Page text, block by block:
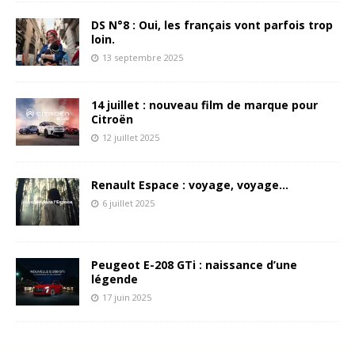
DS N°8 : Oui, les français vont parfois trop
loin.
13 septembre 2025
14 juillet : nouveau film de marque pour
Citroën
12 juillet 2025
Renault Espace : voyage, voyage…
6 juillet 2025
Peugeot E-208 GTi : naissance d’une
légende
17 juin 2025